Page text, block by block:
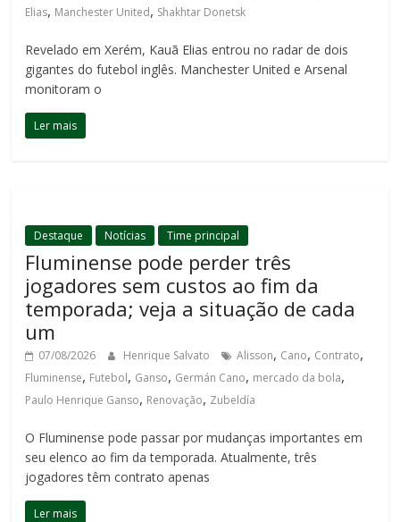
Elias, Manchester United, Shakhtar Donetsk
Revelado em Xerém, Kauã Elias entrou no radar de dois
gigantes do futebol inglês. Manchester United e Arsenal
monitoram o
Ler mais
Destaque Notícias Time principal
Fluminense pode perder três
jogadores sem custos ao fim da
temporada; veja a situação de cada
um
07/08/2026 Henrique Salvato Alisson, Cano, Contrato,
Fluminense, Futebol, Ganso, Germán Cano, mercado da bola,
Paulo Henrique Ganso, Renovação, Zubeldía
O Fluminense pode passar por mudanças importantes em
seu elenco ao fim da temporada. Atualmente, três
jogadores têm contrato apenas
Ler mais